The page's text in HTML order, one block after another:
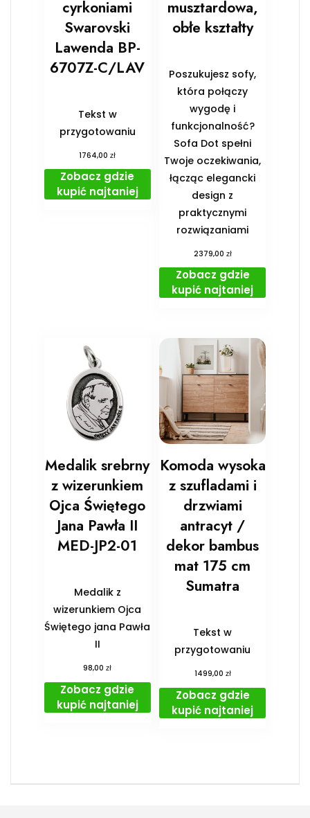
cyrkoniami
Swarovski
Lawenda BP-
6707Z-C/LAV
Tekst w
przygotowaniu
1764,00zł
Zobacz gdzie
kupić najtaniej
musztardowa,
obłe kształty
Poszukujesz sofy,
która połączy
wygodę i
funkcjonalność?
Sofa Dot spełni
Twoje oczekiwania,
łącząc elegancki
design z
praktycznymi
rozwiązaniami
2379,00 zł
Zobacz gdzie
kupić najtaniej
Medalik srebrny
z wizerunkiem
Ojca Świętego
Jana Pawła II
MED-JP2-01
Medalik z
wizerunkiem Ojca
Świętego jana Pawła
II
98,00zł
Zobacz gdzie
kupić najtaniej
Komoda wysoka
z szufladami i
drzwiami
antracyt /
dekor bambus
mat 175 cm
Sumatra
Tekst w
przygotowaniu
1499,00 zł
Zobacz gdzie
kupić najtaniej